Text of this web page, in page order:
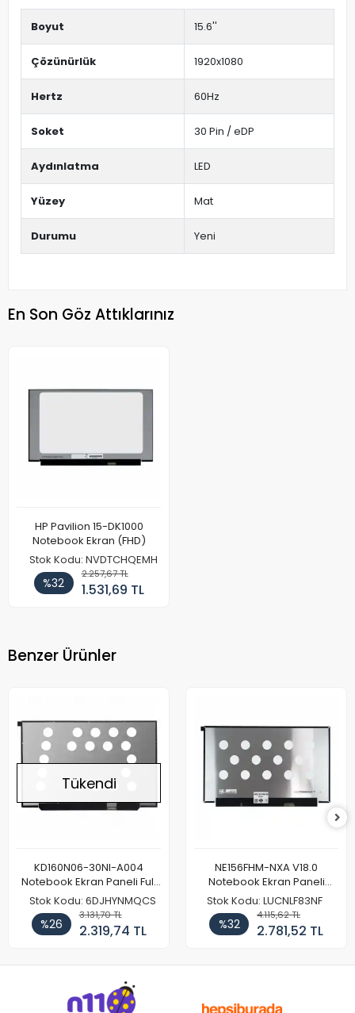
Boyut 15.6''
Çözünürlük 1920x1080
Hertz 60Hz
Soket 30 Pin / eDP
Aydınlatma LED
Yüzey Mat
Durumu Yeni
En Son Göz Attıklarınız
HP Pavilion 15-DK1000
Notebook Ekran (FHD)
Stok Kodu: NVDTCHQEMH
%32
2.257,67 TL
1.531,69 TL
Benzer Ürünler
Tükendi
KD160N06-30NI-A004
Notebook Ekran Paneli Full
HD
Stok Kodu: 6DJHYNMQCS
%26
3.131,70 TL
2.319,74 TL
NE156FHM-NXA V18.0
Notebook Ekran Paneli
144Hz
Stok Kodu: LUCNLF83NF
%32
4.115,62 TL
2.781,52 TL